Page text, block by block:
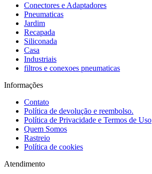
Conectores e Adaptadores
Pneumaticas
Jardim
Recapada
Siliconada
Casa
Industriais
filtros e conexoes pneumaticas
Informações
Contato
Política de devolução e reembolso.
Política de Privacidade e Termos de Uso
Quem Somos
Rastreio
Política de cookies
Atendimento